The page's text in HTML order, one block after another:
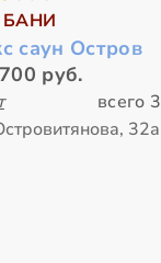
саун Остров
руб.
всего
32а